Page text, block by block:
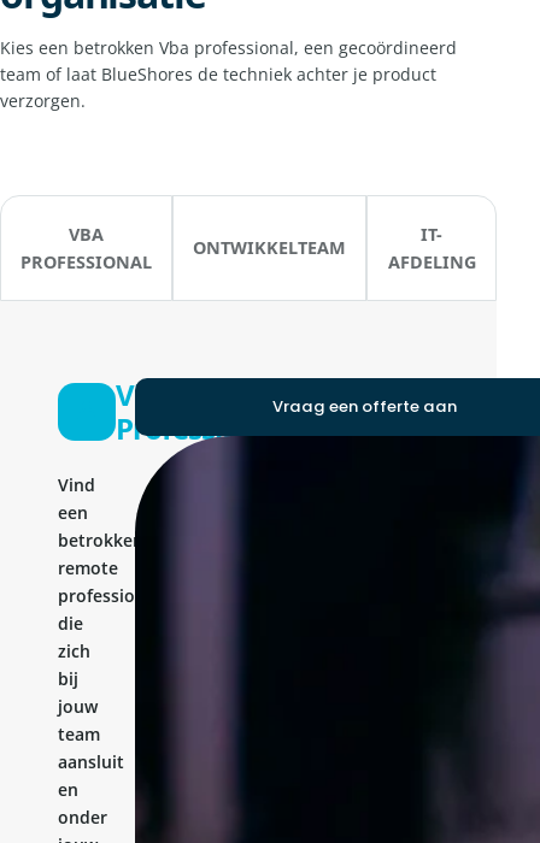
Kies een betrokken Vba professional, een gecoördineerd
team of laat BlueShores de techniek achter je product
verzorgen.
VBA
PROFESSIONAL
ONTWIKKELTEAM
IT-
AFDELING
Vba
Professional
Vind
een
betrokken
remote
professional
die
zich
bij
jouw
team
aansluit
en
onder
Vraag een offerte aan